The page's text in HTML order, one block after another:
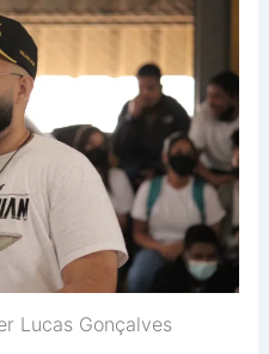
Lucas Gonçalves